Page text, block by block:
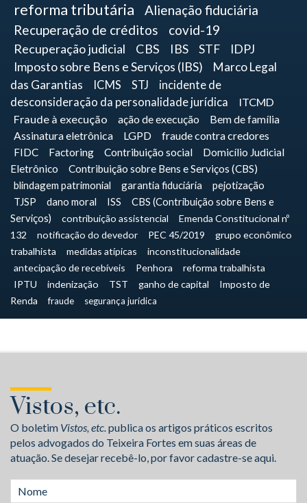
reforma tributária
Alienação fiduciária
Recuperação de créditos
covid-19
Recuperação judicial CBS IBS STF
IDPJ
Imposto sobre Bens e Serviços (IBS)
Marco Legal
das Garantias
ICMS STJ
incidente de
desconsideração da personalidade jurídica
ITCMD
Fraude à execução
ação de execução
Bem de família
Assinatura eletrônica
LGPD fraude contra credores
FIDC Factoring Contribuição social
Domicílio Judicial
Eletrônico
Contribuição sobre Bens e Serviços (CBS)
blindagem patrimonial
garantia fiduciária
pejotização
TJSP
dano moral ISS
CBS (Contribuição sobre Bens e
Serviços)
contribuição assistencial
Emenda Constitucional nº
132
notificação do devedor PEC 45/2019
grupo econômico
trabalhista
medidas atípicas
inconstitucionalidade
antecipação de recebíveis
Penhora
reforma trabalhista
IPTU
indenização TST ganho de capital
Imposto de
Renda
fraude segurança jurídica
Vistos, etc.
O boletim Vistos, etc.publica os artigos práticos escritos
pelos advogados do Teixeira Fortes em suas áreas de
atuação. Se desejar recebê-lo, por favor cadastre-se aqui.